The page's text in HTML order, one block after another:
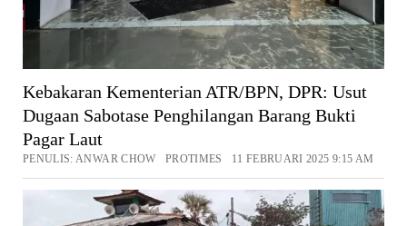
Kebakaran Kementerian ATR/BPN, DPR: Usut
Dugaan Sabotase Penghilangan Barang Bukti
Pagar Laut
PENULIS: ANWAR CHOW PROTIMES 11 FEBRUARI 2025 9:15 AM